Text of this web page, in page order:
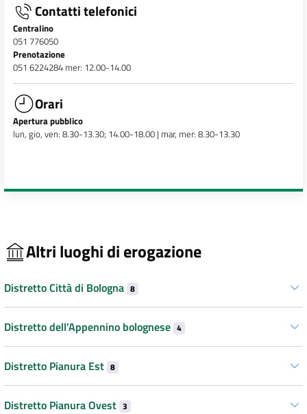
Contatti telefonici
Centralino
051 776050
Prenotazione
051 6224284 mer: 12.00-14.00
Orari
Apertura pubblico
lun, gio, ven: 8.30-13.30; 14.00-18.00 | mar, mer: 8.30-13.30
Altri luoghi di erogazione
Distretto Città di Bologna 8
Distretto dell’Appennino bolognese 4
Distretto Pianura Est 8
Distretto Pianura Ovest 3